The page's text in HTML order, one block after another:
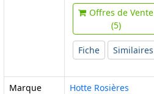
Offres de Vente
(5)
Fiche Similaires
Marque Hotte Rosières